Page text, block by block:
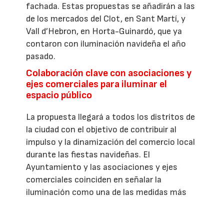
fachada. Estas propuestas se añadirán a las
de los mercados del Clot, en Sant Martí, y
Vall d’Hebron, en Horta-Guinardó, que ya
contaron con iluminación navideña el año
pasado.
Colaboración clave con asociaciones y
ejes comerciales para iluminar el
espacio público
La propuesta llegará a todos los distritos de
la ciudad con el objetivo de contribuir al
impulso y la dinamización del comercio local
durante las fiestas navideñas. El
Ayuntamiento y las asociaciones y ejes
comerciales coinciden en señalar la
iluminación como una de las medidas más